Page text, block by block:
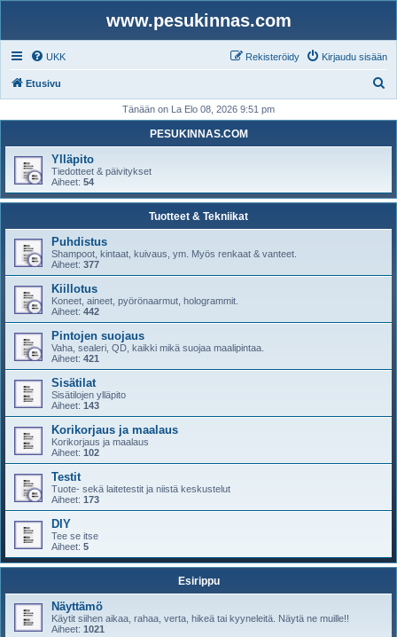
www.pesukinnas.com
UKK Kirjaudu sisään
Rekisteröidy
Etusivu
i
Tänään on La Elo 08, 2026 9:51 pm
PESUKINNAS.COM
Ylläpito
Tiedotteet & päivitykset
Aiheet: 54
Tuotteet & Tekniikat
Puhdistus
Shampoot, kintaat, kuivaus, ym. Myös renkaat & vanteet.
Aiheet: 377
Kiillotus
Koneet, aineet, pyörönaarmut, hologrammit.
Aiheet: 442
Pintojen suojaus
Vaha, sealeri, QD, kaikki mikä suojaa maalipintaa.
Aiheet: 421
Sisätilat
Sisätilojen ylläpito
Aiheet: 143
Korikorjaus ja maalaus
Korikorjaus ja maalaus
Aiheet: 102
Testit
Tuote- sekä laitetestit ja niistä keskustelut
Aiheet: 173
DIY
Tee se itse
Aiheet: 5
Esirippu
Näyttämö
Käytit siihen aikaa, rahaa, verta, hikeä tai kyyneleitä. Näytä ne muille!!
Aiheet: 1021